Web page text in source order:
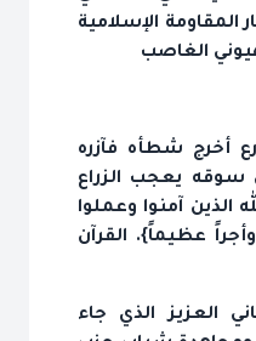
المقاومة الإسلامية
الغاصب
أخرج شطأه فآزره
يعجب الزراع
الذين آمنوا وعملوا
عظيماً}. القرآن
العزيز الذي جاء